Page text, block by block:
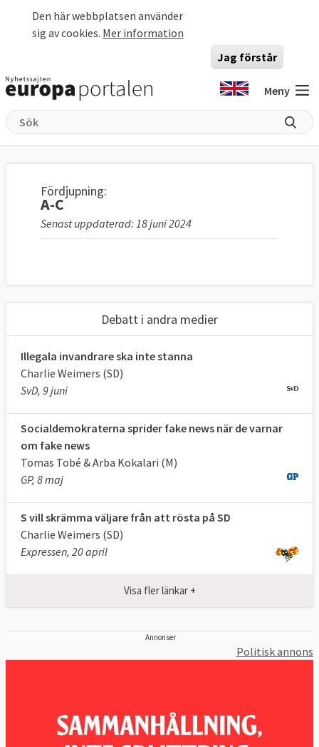
Den här webbplatsen använder
sig av cookies. Mer information
Jag förstår
Meny
Fördjupning:
A-C
Senast uppdaterad: 18 juni 2024
Debatt i andra medier
Illegala invandrare ska inte stanna
Charlie Weimers (SD)
SvD, 9 juni
Socialdemokraterna sprider fake news när de varnar
om fake news
Tomas Tobé & Arba Kokalari (M)
GP, 8 maj
S vill skrämma väljare från att rösta på SD
Charlie Weimers (SD)
Expressen, 20 april
Visa fler länkar +
Annonser
Politisk annons